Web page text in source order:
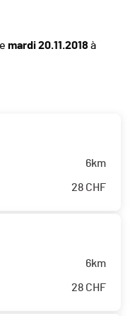
mardi 20.11.2018 à
6km
28 CHF
6km
28 CHF